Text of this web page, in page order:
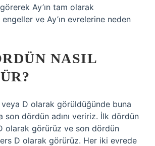
Ay’ın tam olarak
engeller ve Ay’ın evrelerine neden
NASIL
veya D olarak görüldüğünde buna
son dördün adını veririz. İlk dördün
olarak görürüz ve son dördün
D olarak görürüz. Her iki evrede